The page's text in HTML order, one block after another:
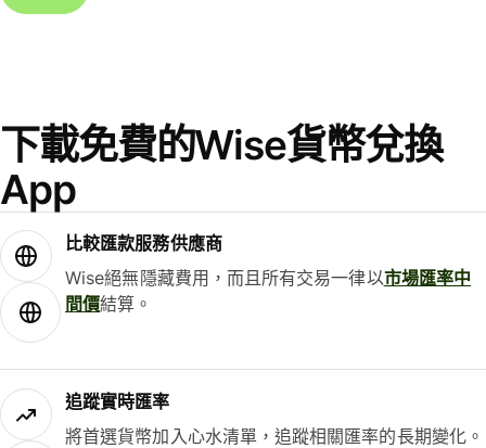
下載免費的Wise貨幣兌換
App
比較匯款服務供應商
Wise絕無隱藏費用，而且所有交易一律以市場匯率中
間價結算。
追蹤實時匯率
將首選貨幣加入心水清單，追蹤相關匯率的長期變化。